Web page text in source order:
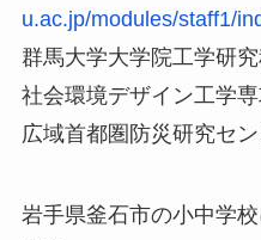
u.ac.jp/modules/staff1/
群馬大学大学院工学研
社会環境デザイン工学
広域首都圏防災研究セ
岩手県釜石市の小中学